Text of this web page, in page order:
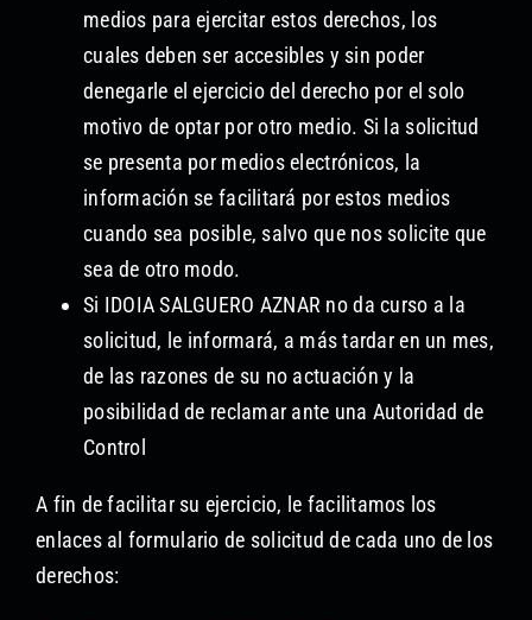
medios para ejercitar estos derechos, los
cuales deben ser accesibles y sin poder
denegarle el ejercicio del derecho por el solo
motivo de optar por otro medio. Si la solicitud
se presenta por medios electrónicos, la
información se facilitará por estos medios
cuando sea posible, salvo que nos solicite que
sea de otro modo.
Si IDOIA SALGUERO AZNAR no da curso a la
solicitud, le informará, a más tardar en un mes,
de las razones de su no actuación y la
posibilidad de reclamar ante una Autoridad de
Control
A fin de facilitar su ejercicio, le facilitamos los
enlaces al formulario de solicitud de cada uno de los
derechos: